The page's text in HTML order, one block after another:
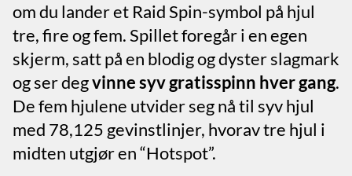
om du lander et Raid Spin-symbol på hjul
tre, fire og fem. Spillet foregår i en egen
skjerm, satt på en blodig og dyster slagmark
og ser degvinne syv gratisspinn hver gang.
De fem hjulene utvider seg nå til syv hjul
med 78,125 gevinstlinjer, hvorav tre hjul i
midten utgjør en “Hotspot”.